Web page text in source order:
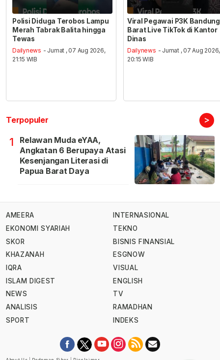
Polisi Diduga Terobos Lampu
Merah Tabrak Balita hingga
Tewas
Dailynews - Jumat , 07 Aug 2026,
21:15 WIB
Viral Pegawai P3K Bandung
Barat Live TikTok di Kantor
Dinas
Dailynews - Jumat , 07 Aug 2026,
20:15 WIB
Terpopuler >
1
Relawan Muda eYAA,
Angkatan 6 Berupaya Atasi
Kesenjangan Literasi di
Papua Barat Daya
AMEERA
EKONOMI SYARIAH
SKOR
KHAZANAH
IQRA
ISLAM DIGEST
NEWS
ANALISIS
SPORT
INTERNASIONAL
TEKNO
BISNIS FINANSIAL
ESGNOW
VISUAL
ENGLISH
TV
RAMADHAN
INDEKS